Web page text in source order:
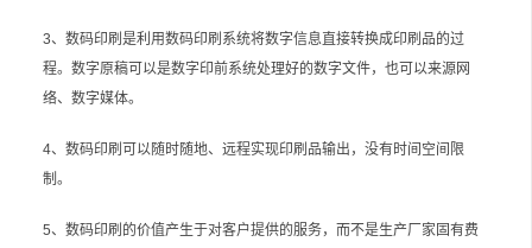
3、数码印刷是利用数码印刷系统将数字信息直接转换成印刷品的过
程。数字原稿可以是数字印前系统处理好的数字文件，也可以来源网
络、数字媒体。
4、数码印刷可以随时随地、远程实现印刷品输出，没有时间空间限
制。
5、数码印刷的价值产生于对客户提供的服务，而不是生产厂家固有费